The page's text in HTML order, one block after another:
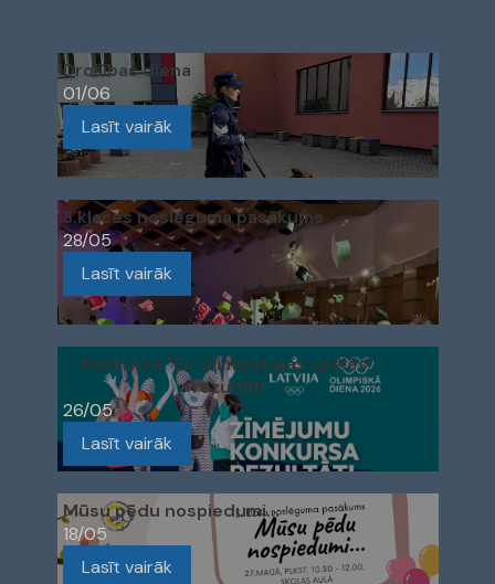
Drošības diena
01/06
Lasīt vairāk
3.klases noslēguma pasākums
28/05
Lasīt vairāk
Konkursa "Es Olimpiskajās spēlēs"
rezultāti
26/05
Lasīt vairāk
Mūsu pēdu nospiedumi…
18/05
Lasīt vairāk